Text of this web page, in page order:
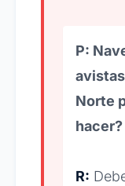
P:
Norte
hacer?
R: